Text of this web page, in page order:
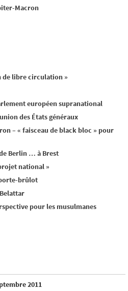
Macron
de libre circulation »
européen supranational
des États généraux
– « faisceau de black bloc » pour
Berlin … à Brest
national »
brûlot
pour les musulmanes
2011